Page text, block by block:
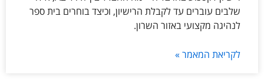
שלבים עוברים עד לקבלת הרישיון, וכיצד בוחרים בית ספר
לנהיגה מקצועי באזור השרון.
לקריאת המאמר »